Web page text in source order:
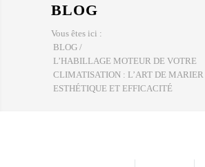
BLOG
Vous êtes ici :
BLOG /
L’HABILLAGE MOTEUR DE VOTRE
CLIMATISATION : L’ART DE MARIER
ESTHÉTIQUE ET EFFICACITÉ